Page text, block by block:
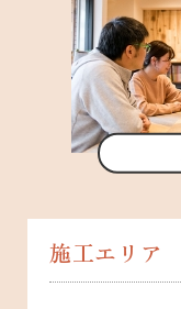
施工エリア